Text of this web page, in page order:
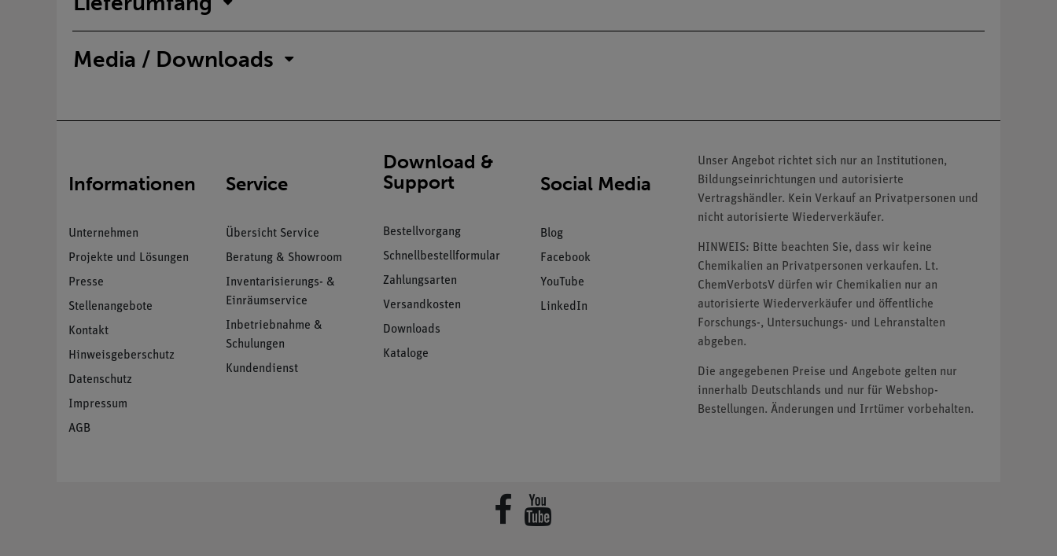
Media / Downloads
Informationen
Unternehmen
Projekte und Lösungen
Presse
Stellenangebote
Kontakt
Hinweisgeberschutz
Datenschutz
Impressum
AGB
Service
Übersicht Service
Beratung & Showroom
Inventarisierungs- &
Einräumservice
Inbetriebnahme &
Schulungen
Kundendienst
Download &
Support
Bestellvorgang
Schnellbestellformular
Zahlungsarten
Versandkosten
Downloads
Kataloge
Social Media
Blog
Facebook
YouTube
LinkedIn
Unser Angebot richtet sich nur an Institutionen,
Bildungseinrichtungen und autorisierte
Vertragshändler. Kein Verkauf an Privatpersonen und
nicht autorisierte Wiederverkäufer.
HINWEIS: Bitte beachten Sie, dass wir keine
Chemikalien an Privatpersonen verkaufen. Lt.
ChemVerbotsV dürfen wir Chemikalien nur an
autorisierte Wiederverkäufer und öffentliche
Forschungs-, Untersuchungs- und Lehranstalten
abgeben.
Die angegebenen Preise und Angebote gelten nur
innerhalb Deutschlands und nur für Webshop-
Bestellungen. Änderungen und Irrtümer vorbehalten.